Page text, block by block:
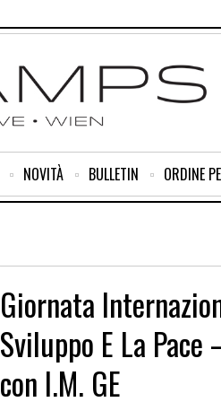
NOVITÀ BULLETIN ORDINE
Giornata
Sviluppo E La
con I.M. GE